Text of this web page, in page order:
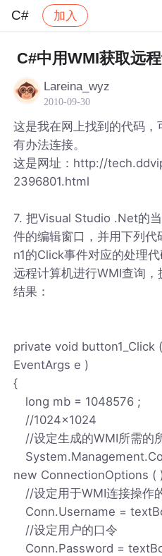
C# 加入
社区 C# 帖子详情
C#中用WMI获取远
Lareina_wyz
2010-09-30
这是我在网上找到的代码
有办法连接。
这是网址：http://
2396801.html
7. 把Visual Studio .Net的
件的编辑窗口，并用下列
n1的Click事件对应的处理
远程计算机进行WMI查询
结果：
private void
EventArgs e )
{
long mb = 1048576 ;
//1024x1024
//设定生成的WMI所需的
new ConnectionOptions (
//设定用于WMI连接操作
Conn.Username =
//设定用户的口令
Conn.Password =